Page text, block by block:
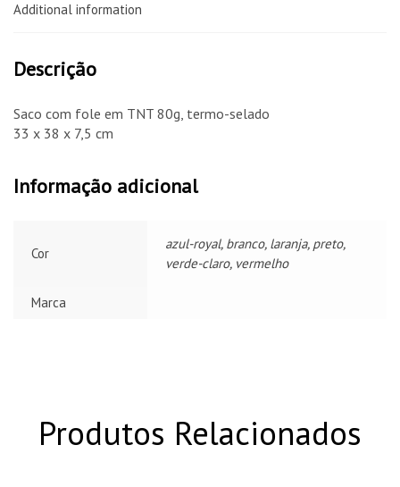
Additional information
Descrição
Saco com fole em TNT 80g, termo-selado
33 x 38 x 7,5 cm
Informação adicional
Cor
azul-royal, branco, laranja, preto,
verde-claro, vermelho
Marca
Produtos Relacionados